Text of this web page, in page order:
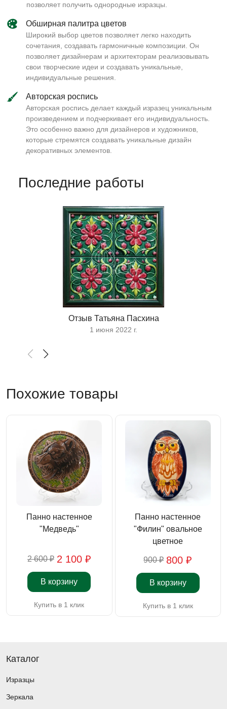
позволяет получить однородные изразцы.
Обширная палитра цветов
Широкий выбор цветов позволяет легко находить
сочетания, создавать гармоничные композиции. Он
позволяет дизайнерам и архитекторам реализовывать
свои творческие идеи и создавать уникальные,
индивидуальные решения.
Авторская роспись
Авторская роспись делает каждый изразец уникальным
произведением и подчеркивает его индивидуальность.
Это особенно важно для дизайнеров и художников,
которые стремятся создавать уникальные дизайн
декоративных элементов.
Последние работы
Отзыв Татьяна Пасхина
1 июня 2022 г.
Похожие товары
Панно настенное
"Медведь"
2 600 ₽ 2 100 ₽
В корзину
Купить в 1 клик
Панно настенное
"Филин" овальное
цветное
900 ₽ 800 ₽
В корзину
Купить в 1 клик
Каталог
Изразцы
Зеркала